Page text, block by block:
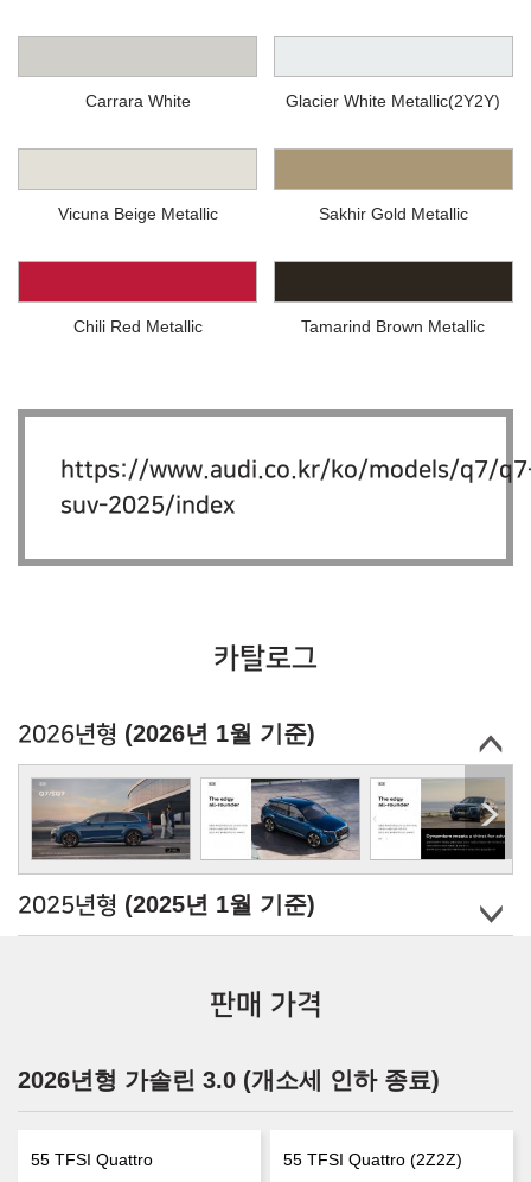
Carrara White Glacier White Metallic(2Y2Y)
Vicuna Beige Metallic Sakhir Gold Metallic
Chili Red Metallic Tamarind Brown Metallic
https://www.audi.co.kr/ko/models/q7/
suv-2025/index
카탈로그
2026년형 (2026년 1월 기준)
2025년형 (2025년 1월 기준)
판매 가격
2026년형 가솔린 3.0 (개소세 인하 종료)
55 TFSI Quattro 55 TFSI Quattro (2Z2Z)